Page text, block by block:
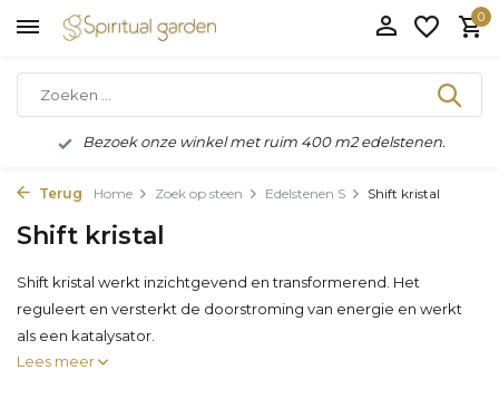
0
Bezoek onze winkel met ruim 400 m2 edelstenen.
Terug Home Zoek op steen Edelstenen S Shift kristal
Shift kristal
Shift kristal werkt inzichtgevend en transformerend. Het
reguleert en versterkt de doorstroming van energie en werkt
als een katalysator.
Lees meer